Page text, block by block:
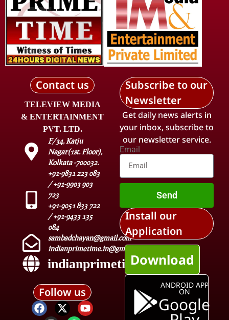
Contact us
TELEVIEW MEDIA
& ENTERTAINMENT
PVT. LTD.
F/34, Katju
Nagar(1st. Floor),
Kolkata -700032.
+91-9831 223 083
/ +91-9903 903
723
+91-9051 833 722
/ +91-9433 135
084
sambadchayan@gmail.com
indianprimetime.in@gmail.com
indianprimetime.in
Follow us
Subscribe to our
Newsletter
Get daily news alerts in
your inbox, subscribe to
our newsletter service.
Email
Send
Install our
Application
Download
ANDROID APP
ON
Google